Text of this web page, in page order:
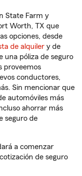
State Farm y
Worth, TX que
opciones, desde
de alquiler y de
una póliza de seguro
proveemos
conductores,
Sin mencionar que
automóviles más
ahorrar más
seguro de
a comenzar
de seguro